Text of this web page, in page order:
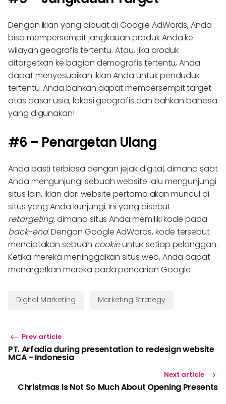
Dengan iklan yang dibuat di Google AdWords, Anda
bisa mempersempit jangkauan produk Anda ke
wilayah geografis tertentu. Atau, jika produk
ditargetkan ke bagian demografis tertentu, Anda
dapat menyesuaikan iklan Anda untuk penduduk
tertentu. Anda bahkan dapat mempersempit target
atas dasar usia, lokasi geografis dan bahkan bahasa
yang digunakan!
#6 – Penargetan Ulang
Anda pasti terbiasa dengan jejak digital, dimana saat
Anda mengunjungi sebuah website lalu mengunjungi
situs lain, iklan dari website pertama akan muncul di
situs yang Anda kunjungi. Ini yang disebut
retargeting,dimana situs Anda memiliki kode pada
back-end.Dengan Google AdWords, kode tersebut
menciptakan sebuah cookieuntuk setiap pelanggan.
Ketika mereka meninggalkan situs web, Anda dapat
menargetkan mereka pada pencarian Google.
Digital Marketing Marketing Strategy
Prev article
PT. Arfadia during presentation to redesign website
MCA - Indonesia
Next article
Christmas Is Not So Much About Opening Presents